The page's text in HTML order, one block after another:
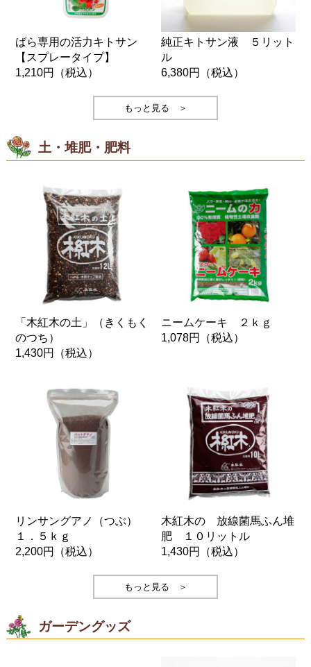
ばら専用の活力キトサン
【スプレータイプ】
1,210円 （税込）
純正キトサン液 ５リット
ル
6,380円 （税込）
もっと見る ＞
土・堆肥・肥料
「木紅木の土」（きくもく
のつち）
1,430円 （税込）
ニームケーキ ２ｋｇ
1,078円 （税込）
リンサングアノ（つぶ）
１．５ｋｇ
2,200円 （税込）
木紅木の 放線菌馬ふん堆
肥 １０リットル
1,430円 （税込）
もっと見る ＞
ガーデングッズ